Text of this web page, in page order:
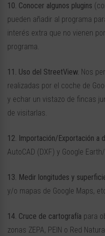
10. Conocer algunos plugins
pueden añadir al programa
interés extra que no vienen
programa.
11. Uso del StreetView. Nos
realizadas por el coche de
y echar un vistazo de fincas
de visitarlas.
12. Importación/Exportación a
AutoCAD (DXF) y Google
13. Medir longitudes y
y/o mapas de Google Maps,
14. Cruce de cartografía para
zonas ZEPA, PEIN o Red